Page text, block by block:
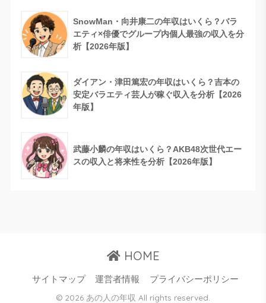
SnowMan・向井康二の年収はいくら？バラ
エティ×俳優でグループ内個人最強の収入を分
析【2026年版】
ダイアン・津田篤宏の年収はいくら？吉本の
安定バラエティ芸人が稼ぐ収入を分析【2026
年版】
武藤小麟の年収はいくら？AKB48次世代エー
スの収入と将来性を分析【2026年版】
HOME
サイトマップ 運営者情報 プライバシーポリシー
© 2026 あの人の年収 All rights reserved.